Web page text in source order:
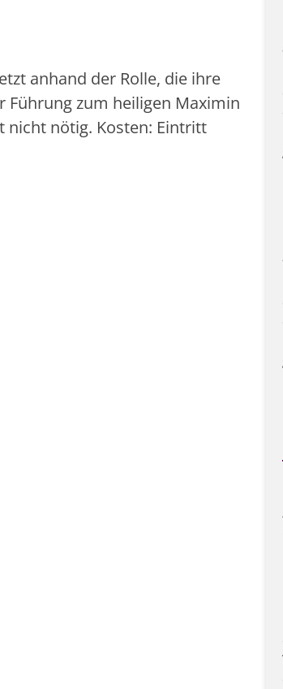
anhand der Rolle, die ihre
Führung zum heiligen Maximin
nicht nötig. Kosten: Eintritt